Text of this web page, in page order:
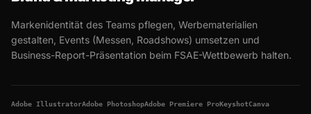
Markenidentität des Teams pflegen, Werbematerialien
gestalten, Events (Messen, Roadshows) umsetzen und
Business-Report-Präsentation beim FSAE-Wettbewerb halten.
Adobe IllustratorAdobe PhotoshopAdobe Premiere ProKeyshotCanva